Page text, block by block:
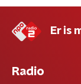
Er is
Radio